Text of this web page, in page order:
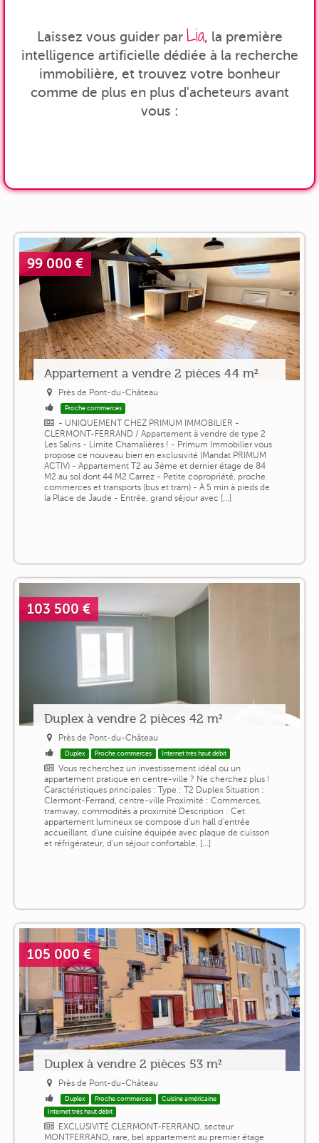
Laissez vous guider par Lia, la première
intelligence artificielle dédiée à la recherche
immobilière, et trouvez votre bonheur
comme de plus en plus d'acheteurs avant
vous :
99 000 €
Appartement a vendre 2 pièces 44 m²
Près de Pont-du-Château
Proche commerces
- UNIQUEMENT CHEZ PRIMUM IMMOBILIER -
CLERMONT-FERRAND / Appartement à vendre de type 2
Les Salins - Limite Chamalières ! - Primum Immobilier vous
propose ce nouveau bien en exclusivité (Mandat PRIMUM
ACTIV) - Appartement T2 au 3ème et dernier étage de 84
M2 au sol dont 44 M2 Carrez - Petite copropriété, proche
commerces et transports (bus et tram) - À 5 min à pieds de
la Place de Jaude - Entrée, grand séjour avec [...]
103 500 €
Duplex à vendre 2 pièces 42 m²
Près de Pont-du-Château
Duplex Proche commerces Internet très haut débit
Vous recherchez un investissement idéal ou un
appartement pratique en centre-ville ? Ne cherchez plus !
Caractéristiques principales : Type : T2 Duplex Situation :
Clermont-Ferrand, centre-ville Proximité : Commerces,
tramway, commodités à proximité Description : Cet
appartement lumineux se compose d'un hall d'entrée
accueillant, d'une cuisine équipée avec plaque de cuisson
et réfrigérateur, d'un séjour confortable, [...]
105 000 €
Duplex à vendre 2 pièces 53 m²
Près de Pont-du-Château
Duplex Proche commerces
Cuisine américaine
Internet très haut débit
EXCLUSIVITÉ CLERMONT-FERRAND, secteur
MONTFERRAND, rare, bel appartement au premier étage